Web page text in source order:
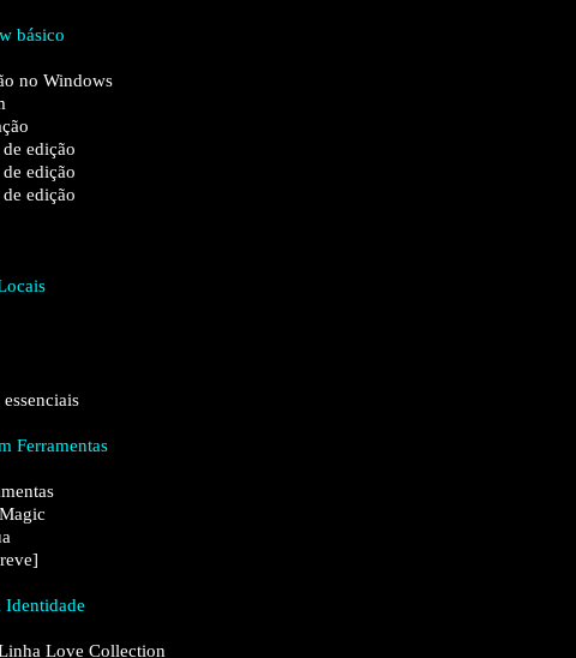
básico
no Windows
edição
edição
edição
Ferramentas
Love Collection